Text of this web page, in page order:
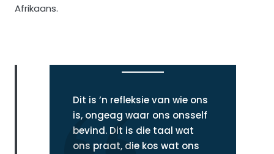
Afrikaans.
Dit is ’n refleksie van wie ons
is, ongeag waar ons onsself
bevind. Dit is die taal wat
ons praat, die kos wat ons